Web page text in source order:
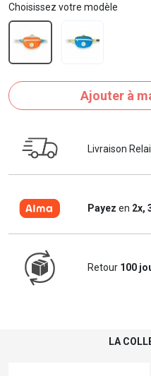
Choisissez votre modèle
Ajouter à
Livraison
Payez en 2x,
Retour 100
LA